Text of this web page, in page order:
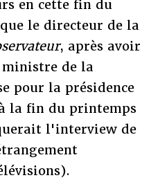
en cette fin du
le directeur de la
, après avoir
de la
pour la présidence
la fin du printemps
l'interview de